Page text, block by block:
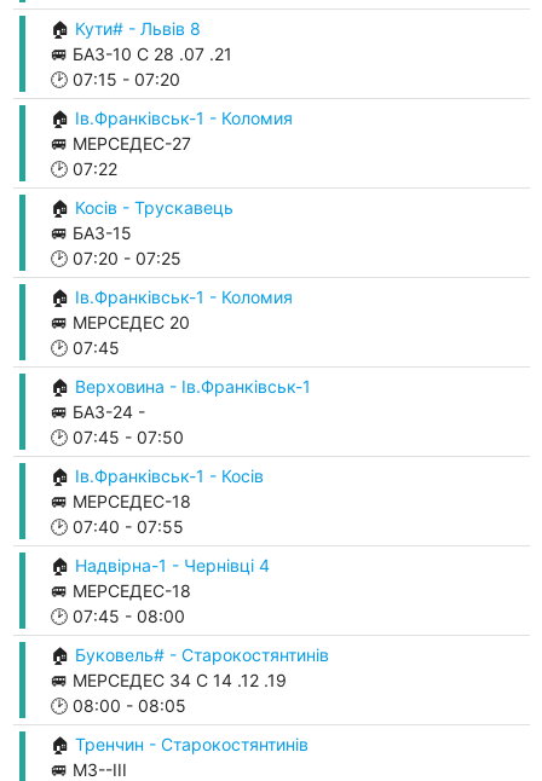
🏠 Кути# - Львів 8
🚐 БАЗ-10 С 28 .07 .21
🕑 07:15 - 07:20
🏠 Ів.Франківськ-1 - Коломия
🚐 МЕРСЕДЕС-27
🕑 07:22
🏠 Косів - Трускавець
🚐 БАЗ-15
🕑 07:20 - 07:25
🏠 Ів.Франківськ-1 - Коломия
🚐 МЕРСЕДЕС 20
🕑 07:45
🏠 Верховина - Ів.Франківськ-1
🚐 БАЗ-24 -
🕑 07:45 - 07:50
🏠 Ів.Франківськ-1 - Косів
🚐 МЕРСЕДЕС-18
🕑 07:40 - 07:55
🏠 Надвірна-1 - Чернівці 4
🚐 МЕРСЕДЕС-18
🕑 07:45 - 08:00
🏠 Буковель# - Старокостянтинів
🚐 МЕРСЕДЕС 34 С 14 .12 .19
🕑 08:00 - 08:05
🏠 Тренчин - Старокостянтинів
🚐 М3--ІІІ